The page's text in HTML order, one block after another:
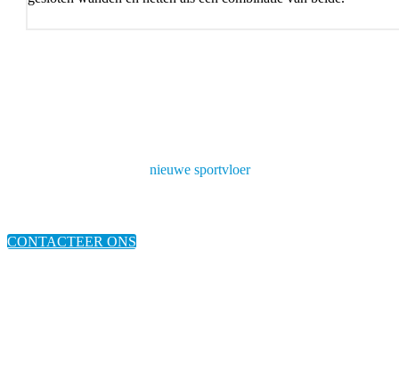
nieuwe sportvloer
CONTACTEER ONS